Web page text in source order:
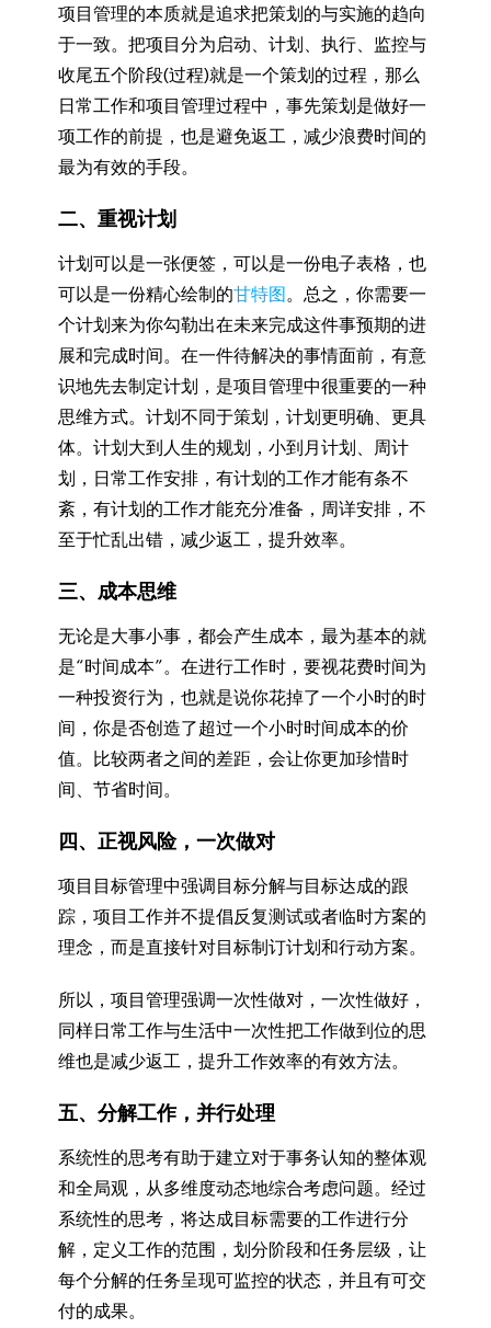
项目管理的本质就是追求把策划的与实施的趋向
于一致。把项目分为启动、计划、执行、监控与
收尾五个阶段(过程)就是一个策划的过程，那么
日常工作和项目管理过程中，事先策划是做好一
项工作的前提，也是避免返工，减少浪费时间的
最为有效的手段。
二、重视计划
计划可以是一张便签，可以是一份电子表格，也
可以是一份精心绘制的甘特图。总之，你需要一
个计划来为你勾勒出在未来完成这件事预期的进
展和完成时间。在一件待解决的事情面前，有意
识地先去制定计划，是项目管理中很重要的一种
思维方式。计划不同于策划，计划更明确、更具
体。计划大到人生的规划，小到月计划、周计
划，日常工作安排，有计划的工作才能有条不
紊，有计划的工作才能充分准备，周详安排，不
至于忙乱出错，减少返工，提升效率。
三、成本思维
无论是大事小事，都会产生成本，最为基本的就
是“时间成本”。在进行工作时，要视花费时间为
一种投资行为，也就是说你花掉了一个小时的时
间，你是否创造了超过一个小时时间成本的价
值。比较两者之间的差距，会让你更加珍惜时
间、节省时间。
四、正视风险，一次做对
项目目标管理中强调目标分解与目标达成的跟
踪，项目工作并不提倡反复测试或者临时方案的
理念，而是直接针对目标制订计划和行动方案。
所以，项目管理强调一次性做对，一次性做好，
同样日常工作与生活中一次性把工作做到位的思
维也是减少返工，提升工作效率的有效方法。
五、分解工作，并行处理
系统性的思考有助于建立对于事务认知的整体观
和全局观，从多维度动态地综合考虑问题。经过
系统性的思考，将达成目标需要的工作进行分
解，定义工作的范围，划分阶段和任务层级，让
每个分解的任务呈现可监控的状态，并且有可交
付的成果。